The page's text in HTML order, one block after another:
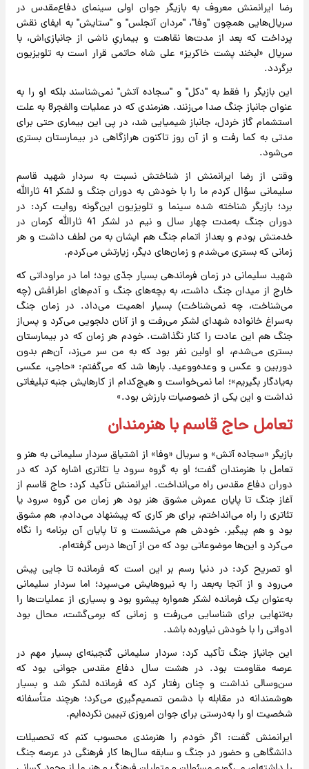
رضا ایرانمنش معروف به بازیگر جوان اولی سینمای دفاع‌مقدس در
سریال‌هایی همچون "وفا"، "مردان آنجلس" و "ستایش" به ایفای نقش
پرداخت که بعد از مدت‌ها نقاهت و بیماریِ ناشی از جانبازی‌اش، با
سریال «لبخند پشت خاکریز» علی شاه حاتمی قرار است به تلویزیون
برگردد.
این بازیگر را فقط به "دکل" و "سجاده آتش" نمی‌شناسند بلکه او را به
عنوان جانباز جنگ صدا می‌زنند. هنرمندی که در عملیات والفجر8 به علت
استشمام گاز خردل، جانباز شیمیایی شد، در پی این بیماری حتی برای
مدتی به کما رفت و از آن روز تاکنون هرازگاهی در بیمارستان بستری
می‌شود.
وقتی از رضا ایرانمنش از شناختش نسبت به سردار شهید قاسم
سلیمانی سؤال کردم ما را با خودش به دوران جنگ و لشکر 41 ثارالله
برد؛ بازیگر شناخته شده سینما و تلویزیون این‌گونه روایت کرد: در
دوران جنگ به‌مدت چهار سال و نیم در لشکر 41 ثارالله کرمان در
خدمتش بودم و بعد‌از اتمام جنگ هم ایشان به من لطف داشت و هر
زمانی که بستری می‌شدم و زمان‌های دیگر، زیارتش می‌کردم.
‌شهید سلیمانی در زمان فرماندهی بسیار جدّی بود؛ اما در مراوداتی که
خارج از میدان جنگ داشت، به بچه‌های جنگ و آدم‌های اطرافش (چه
می‌شناخت، چه نمی‌شناخت) بسیار اهمیت می‌داد. در زمان جنگ
به‌سراغ خانواده شهدای لشکر می‌رفت و از آنان دلجویی می‌کرد و پس‌از
جنگ هم این عادت را کنار نگذاشت. خودم هر زمان که در بیمارستان
بستری می‌شدم، او اولین نفر بود که به من سر می‌زد، آن‌هم بدون
دوربین و عکس و وعده‌ووعید. بارها شد که می‌گفتم: «حاجی، عکسی
به‌یادگار بگیریم»؛ اما نمی‌خواست و هیچ‌کدام از کارهایش جنبه تبلیغاتی
نداشت و این یکی از خصوصیات بارزش بود.»
تعامل حاج قاسم با هنرمندان
بازیگر «سجاده آتش» و سریال «وفا» از اشتیاق سردار سلیمانی به هنر و
تعامل با هنرمندان گفت؛ او به گروه سرود یا تئاتری اشاره کرد که در
دوران دفاع مقدس راه می‌انداخت. ایرانمنش تأکید کرد: حاج‌ قاسم از
آغاز جنگ تا پایان عمرش مشوق هنر بود هر زمان من گروه سرود یا
تئاتری را راه می‌انداختم، برای هر کاری که پیشنهاد می‌دادم، هم مشوق
بود و هم پیگیر. خودش هم می‌نشست و تا پایان آن برنامه را نگاه
می‌کرد و این‌ها موضوعاتی بود که من از آن‌ها درس گرفته‌ام.
او تصریح کرد: در دنیا رسم بر این است که فرمانده تا جایی پیش
می‌رود و از آنجا به‌بعد را به نیروهایش می‌سپرد؛ اما سردار سلیمانی
به‌عنوان یک فرمانده لشکر همواره پیشرو بود و بسیاری از عملیات‌ها را
به‌تنهایی برای شناسایی می‌رفت و زمانی که برمی‌گشت، محال بود
ادواتی را با خودش نیاورده باشد.
این جانباز جنگ تأکید کرد: سردار سلیمانی گنجینه‌ای بسیار مهم در
عرصه مقاومت بود. در هشت سال دفاع مقدس جوانی بود که
سن‌وسالی نداشت و چنان رفتار کرد که فرمانده لشکر شد و بسیار
هوشمندانه در مقابله با دشمن تصمیم‌گیری می‌کرد؛ هرچند متأسفانه
شخصیت او را به‌درستی برای جوان امروزی تبیین نکرده‌ایم.
ایرانمنش گفت: اگر خودم را هنرمندی محسوب کنم که تحصیلات
دانشگاهی و حضور در جنگ و سابقه سال‌ها کار فرهنگی در عرصه جنگ